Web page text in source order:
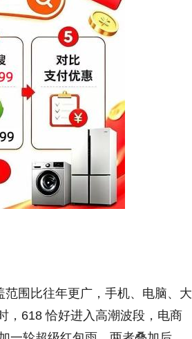
围比往年更广，手机、电脑、大
，618 恰好进入高潮波段，电商